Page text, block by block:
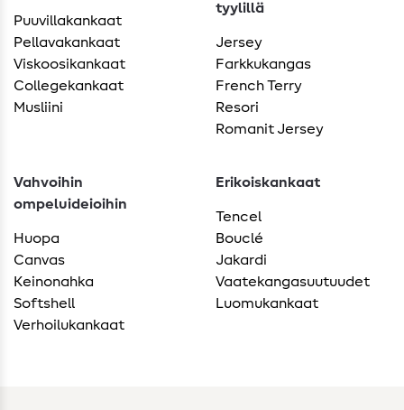
Puuvillakankaat
Pellavakankaat
Viskoosikankaat
Collegekankaat
Musliini
tyylillä
Jersey
Farkkukangas
French Terry
Resori
Romanit Jersey
Vahvoihin
ompeluideioihin
Huopa
Canvas
Keinonahka
Softshell
Verhoilukankaat
Erikoiskankaat
Tencel
Bouclé
Jakardi
Vaatekangasuutuudet
Luomukankaat